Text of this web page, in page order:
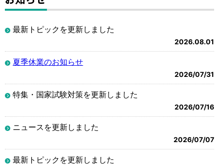
最新トピックを更新しました
2026.08.01
夏季休業のお知らせ
2026/07/31
特集・国家試験対策を更新しました
2026/07/16
ニュースを更新しました
2026/07/07
最新トピックを更新しました